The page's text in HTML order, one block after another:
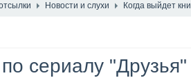
Новости и слухи Когда выйдет
сериалу